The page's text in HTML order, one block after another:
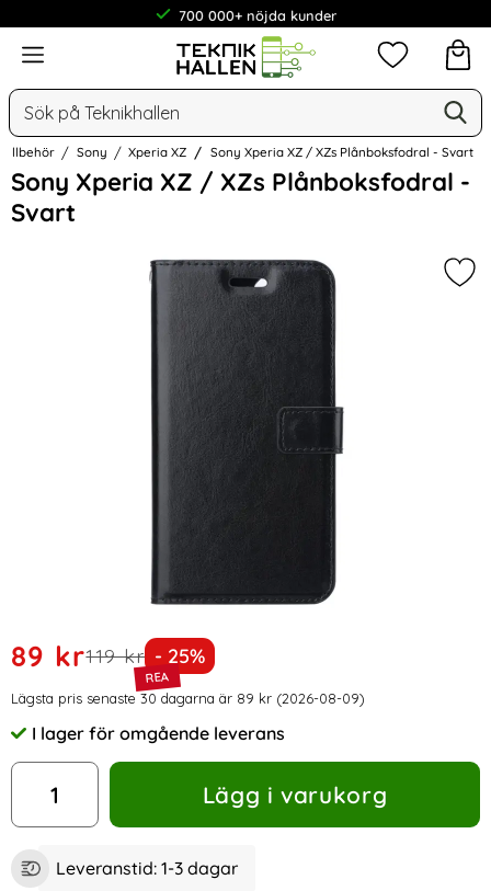
700 000+ nöjda kunder
Meny
Sök
Mina
Sony Xperia XZ Sony Xperia XZ / XZs Plånboksfodral - Svart
Sony Xperia XZ / XZs Plånboksfodral -
Svart
Hoppa
över
Bilder
Handla denna produkt Sony Xperia XZ / XZs
rea pris
89 krtidigare pris
119 kr Priset är nedsatt med
- 25%
Prishistorik
Lägsta pris senaste 30 dagarna är 89 kr (2026-08-09)
Tillgänglighet:
I lager för omgående leverans
antal
Lägg i varukorg
Leveranstid: 1-3 dagar